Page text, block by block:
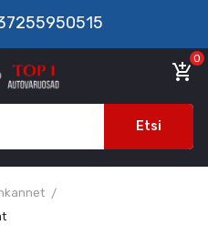
add_shopping_cart
0
Etsi